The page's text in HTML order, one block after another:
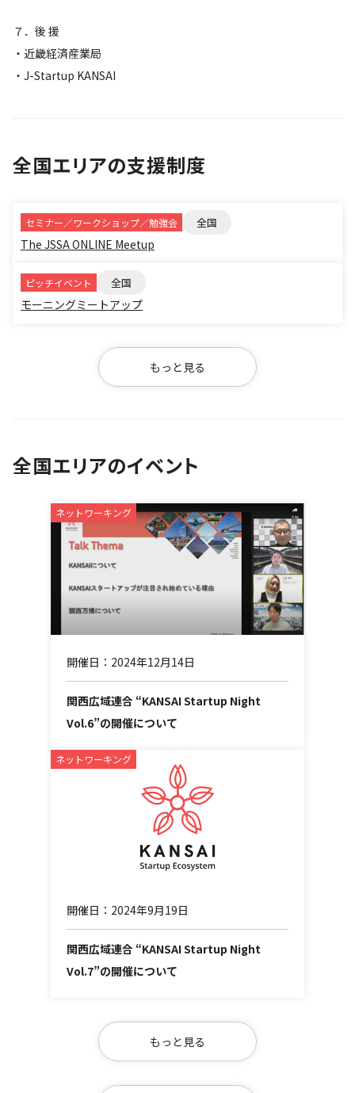
７．後 援
・近畿経済産業局
・J-Startup KANSAI
全国エリアの支援制度
セミナー／ワークショップ／勉強会 全国
The JSSA ONLINE Meetup
ピッチイベント 全国
モーニングミートアップ
もっと見る
全国エリアのイベント
ネットワーキング
開催日：2024年12月14日
関西広域連合 “KANSAI Startup Night
Vol.6”の開催について
ネットワーキング
開催日：2024年9月19日
関西広域連合 “KANSAI Startup Night
Vol.7”の開催について
もっと見る